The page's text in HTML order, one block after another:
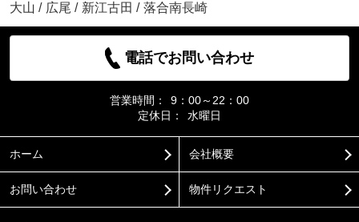
大山 / 広尾 / 新江古田 / 落合南長崎
電話でお問い合わせ
営業時間：
9：00～22：00
定休日：
水曜日
ホーム 会社概要
お問い合わせ 物件リクエスト